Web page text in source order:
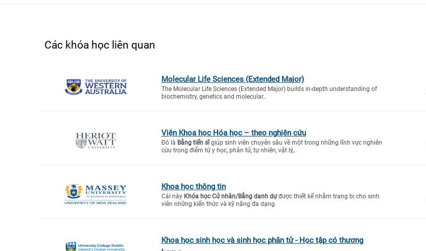
Các khóa học liên quan
Molecular Life Sciences (Extended Major)
The Molecular Life Sciences (Extended Major) builds in-depth understanding of
biochemistry, genetics and molecular..
Viện Khoa học Hóa học – theo nghiên cứu
Đó là Bằng tiến sĩgiúp sinh viên chuyên sâu về một trong những lĩnh vực nghiên
cứu trọng điểm từ y học, phân tử, tự nhiên, vật lý,..
Khoa học thông tin
Cái này Khóa học Cử nhân/Bằng danh dựđược thiết kế nhằm trang bị cho sinh
viên những kiến thức và kỹ năng đa dạng.
Khoa học sinh học và sinh học phân tử - Học tập có thương